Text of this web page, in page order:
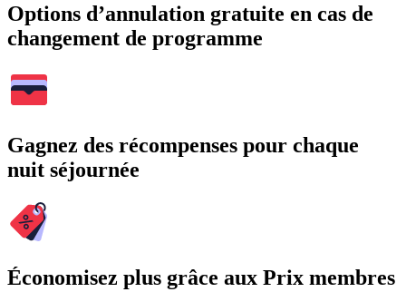
Options d’annulation gratuite en cas de
changement de programme
Gagnez des récompenses pour chaque
nuit séjournée
Économisez plus grâce aux Prix membres